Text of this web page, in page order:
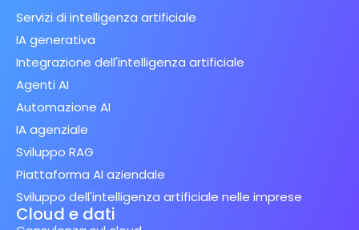
Servizi di intelligenza artificiale
IA generativa
Integrazione dell'intelligenza artificiale
Agenti AI
Automazione AI
IA agenziale
Sviluppo RAG
Piattaforma AI aziendale
Sviluppo dell'intelligenza artificiale nelle imprese
Cloud e dati